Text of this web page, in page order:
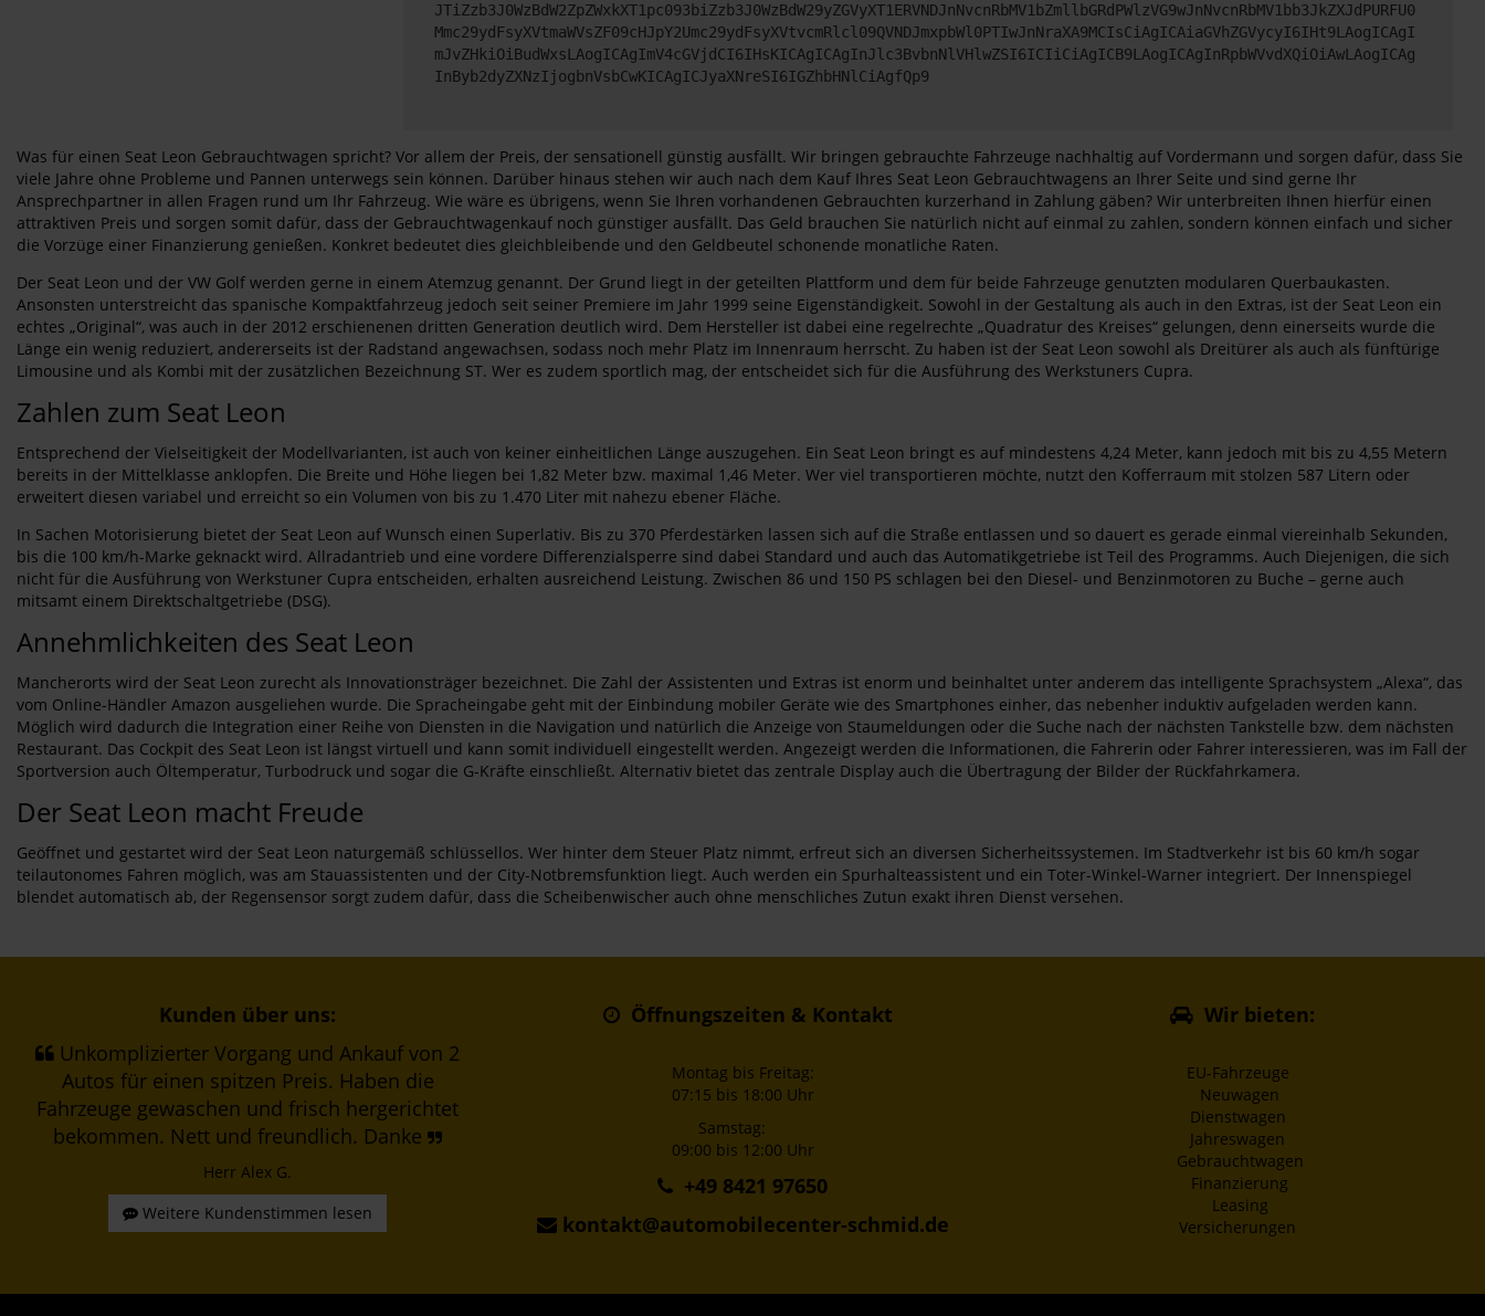
JTiZzb3J0WzBdW2ZpZWxkXT1pc093biZzb3J0WzBdW29yZGVyXT1ERVNDJnNvcnRbMV1bZmllbGRdPWlzVG9wJnNvcnRbMV1bb3JkZXJdPURFU0
Mmc29ydFsyXVtmaWVsZF09cHJpY2Umc29ydFsyXVtvcmRlcl09QVNDJmxpbWl0PTIwJnNraXA9MCIsCiAgICAiaGVhZGVycyI6IHt9LAogICAgI
mJvZHkiOiBudWxsLAogICAgImV4cGVjdCI6IHsKICAgICAgInJlc3BvbnNlVHlwZSI6ICIiCiAgICB9LAogICAgInRpbWVvdXQiOiAwLAogICAg
InByb2dyZXNzIjogbnVsbCwKICAgICJyaXNreSI6IGZhbHNlCiAgfQp9
Was für einen Seat Leon Gebrauchtwagen spricht? Vor allem der Preis, der sensationell günstig ausfällt. Wir bringen gebrauchte Fahrzeuge nachhaltig auf Vordermann und sorgen dafür, dass Sie
viele Jahre ohne Probleme und Pannen unterwegs sein können. Darüber hinaus stehen wir auch nach dem Kauf Ihres Seat Leon Gebrauchtwagens an Ihrer Seite und sind gerne Ihr
Ansprechpartner in allen Fragen rund um Ihr Fahrzeug. Wie wäre es übrigens, wenn Sie Ihren vorhandenen Gebrauchten kurzerhand in Zahlung gäben? Wir unterbreiten Ihnen hierfür einen
attraktiven Preis und sorgen somit dafür, dass der Gebrauchtwagenkauf noch günstiger ausfällt. Das Geld brauchen Sie natürlich nicht auf einmal zu zahlen, sondern können einfach und sicher
die Vorzüge einer Finanzierung genießen. Konkret bedeutet dies gleichbleibende und den Geldbeutel schonende monatliche Raten.
Der Seat Leon und der VW Golf werden gerne in einem Atemzug genannt. Der Grund liegt in der geteilten Plattform und dem für beide Fahrzeuge genutzten modularen Querbaukasten.
Ansonsten unterstreicht das spanische Kompaktfahrzeug jedoch seit seiner Premiere im Jahr 1999 seine Eigenständigkeit. Sowohl in der Gestaltung als auch in den Extras, ist der Seat Leon ein
echtes „Original“, was auch in der 2012 erschienenen dritten Generation deutlich wird. Dem Hersteller ist dabei eine regelrechte „Quadratur des Kreises“ gelungen, denn einerseits wurde die
Länge ein wenig reduziert, andererseits ist der Radstand angewachsen, sodass noch mehr Platz im Innenraum herrscht. Zu haben ist der Seat Leon sowohl als Dreitürer als auch als fünftürige
Limousine und als Kombi mit der zusätzlichen Bezeichnung ST. Wer es zudem sportlich mag, der entscheidet sich für die Ausführung des Werkstuners Cupra.
Zahlen zum Seat Leon
Entsprechend der Vielseitigkeit der Modellvarianten, ist auch von keiner einheitlichen Länge auszugehen. Ein Seat Leon bringt es auf mindestens 4,24 Meter, kann jedoch mit bis zu 4,55 Metern
bereits in der Mittelklasse anklopfen. Die Breite und Höhe liegen bei 1,82 Meter bzw. maximal 1,46 Meter. Wer viel transportieren möchte, nutzt den Kofferraum mit stolzen 587 Litern oder
erweitert diesen variabel und erreicht so ein Volumen von bis zu 1.470 Liter mit nahezu ebener Fläche.
In Sachen Motorisierung bietet der Seat Leon auf Wunsch einen Superlativ. Bis zu 370 Pferdestärken lassen sich auf die Straße entlassen und so dauert es gerade einmal viereinhalb Sekunden,
bis die 100 km/h-Marke geknackt wird. Allradantrieb und eine vordere Differenzialsperre sind dabei Standard und auch das Automatikgetriebe ist Teil des Programms. Auch Diejenigen, die sich
nicht für die Ausführung von Werkstuner Cupra entscheiden, erhalten ausreichend Leistung. Zwischen 86 und 150 PS schlagen bei den Diesel- und Benzinmotoren zu Buche – gerne auch
mitsamt einem Direktschaltgetriebe (DSG).
Annehmlichkeiten des Seat Leon
Mancherorts wird der Seat Leon zurecht als Innovationsträger bezeichnet. Die Zahl der Assistenten und Extras ist enorm und beinhaltet unter anderem das intelligente Sprachsystem „Alexa“, das
vom Online-Händler Amazon ausgeliehen wurde. Die Spracheingabe geht mit der Einbindung mobiler Geräte wie des Smartphones einher, das nebenher induktiv aufgeladen werden kann.
Möglich wird dadurch die Integration einer Reihe von Diensten in die Navigation und natürlich die Anzeige von Staumeldungen oder die Suche nach der nächsten Tankstelle bzw. dem nächsten
Restaurant. Das Cockpit des Seat Leon ist längst virtuell und kann somit individuell eingestellt werden. Angezeigt werden die Informationen, die Fahrerin oder Fahrer interessieren, was im Fall der
Sportversion auch Öltemperatur, Turbodruck und sogar die G-Kräfte einschließt. Alternativ bietet das zentrale Display auch die Übertragung der Bilder der Rückfahrkamera.
Der Seat Leon macht Freude
Geöffnet und gestartet wird der Seat Leon naturgemäß schlüssellos. Wer hinter dem Steuer Platz nimmt, erfreut sich an diversen Sicherheitssystemen. Im Stadtverkehr ist bis 60 km/h sogar
teilautonomes Fahren möglich, was am Stauassistenten und der City-Notbremsfunktion liegt. Auch werden ein Spurhalteassistent und ein Toter-Winkel-Warner integriert. Der Innenspiegel
blendet automatisch ab, der Regensensor sorgt zudem dafür, dass die Scheibenwischer auch ohne menschliches Zutun exakt ihren Dienst versehen.
Kunden über uns:
Unkomplizierter Vorgang und Ankauf von 2
Autos für einen spitzen Preis. Haben die
Fahrzeuge gewaschen und frisch hergerichtet
bekommen. Nett und freundlich. Danke
Herr Alex G.
Weitere Kundenstimmen lesen
Öffnungszeiten & Kontakt
Montag bis Freitag:
07:15 bis 18:00 Uhr
Samstag:
09:00 bis 12:00 Uhr
+49 8421 97650
kontakt@automobilecenter-schmid.de
Wir bieten:
EU-Fahrzeuge
Neuwagen
Dienstwagen
Jahreswagen
Gebrauchtwagen
Finanzierung
Leasing
Versicherungen